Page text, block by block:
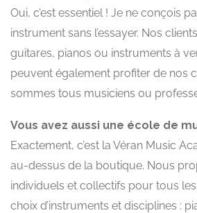
Oui, c’est essentiel ! Je ne conçois
instrument sans l’essayer. Nos
guitares, pianos ou instruments à
peuvent également profiter de nos
sommes tous musiciens ou
Vous avez aussi une école de
Exactement, c’est la Véran Music
au-dessus de la boutique. Nous
individuels et collectifs pour tous
choix d’instruments et disciplines :